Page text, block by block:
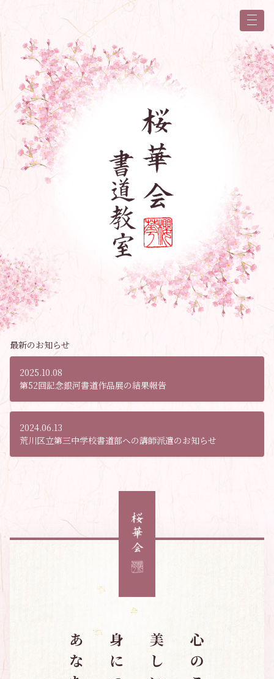
最新のお知らせ
2025.10.08
第52回記念銀河書道作品展の結果報告
2024.06.13
荒川区立第三中学校書道部への講師派遣のお知らせ